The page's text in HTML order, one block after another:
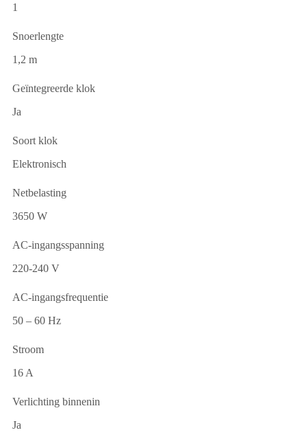
1
Snoerlengte
1,2 m
Geïntegreerde klok
Ja
Soort klok
Elektronisch
Netbelasting
3650 W
AC-ingangsspanning
220-240 V
AC-ingangsfrequentie
50 – 60 Hz
Stroom
16 A
Verlichting binnenin
Ja